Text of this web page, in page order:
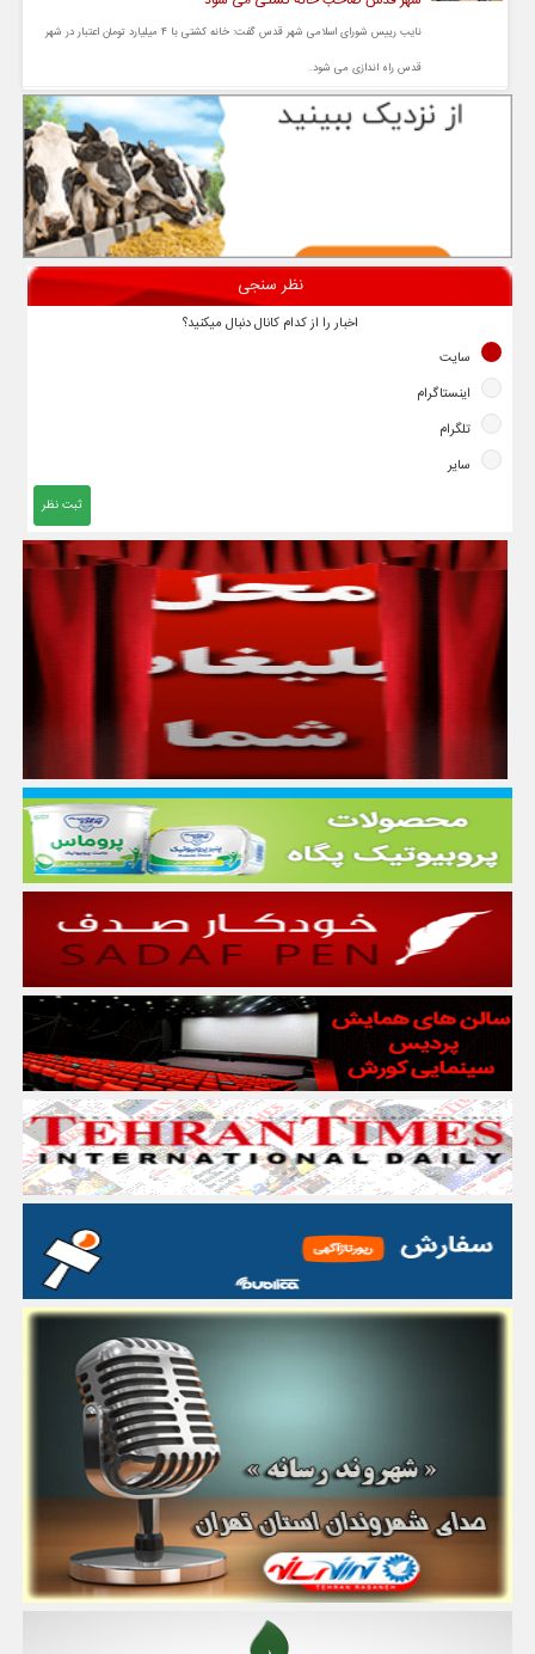
نایب رییس شورای اسلامی شهر قدس گفت: خانه کشتی با ۴ میلیارد تومان اعتبار در شهر
قدس راه اندازی می شود.
نظر سنجی
اخبار را از کدام کانال دنبال میکنید؟
سایت
اینستاگرام
تلگرام
سایر
ثبت نظر